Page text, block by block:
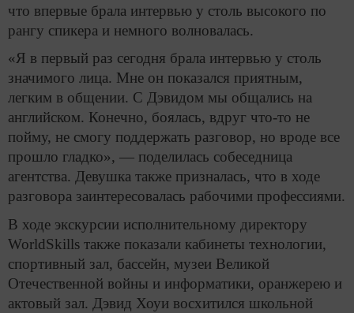
что впервые брала интервью у столь высокого по
рангу спикера и немного волновалась.
«Я в первый раз сегодня брала интервью у столь
значимого лица. Мне он показался приятным,
легким в общении. С Дэвидом мы общались на
английском. Конечно, боялась, вдруг что-то не
пойму, не смогу поддержать разговор, но вроде все
прошло гладко», — поделилась собеседница
агентства. Девушка также призналась, что в ходе
разговора заинтересовалась рабочими профессиями.
В ходе экскурсии исполнительному директору
WorldSkills также показали кабинеты технологии,
спортивный зал, бассейн, музеи Великой
Отечественной войны и информатики, оранжерею и
актовый зал. Дэвид Хоуи восхитился школьной